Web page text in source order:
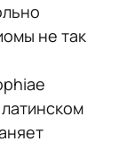
не так